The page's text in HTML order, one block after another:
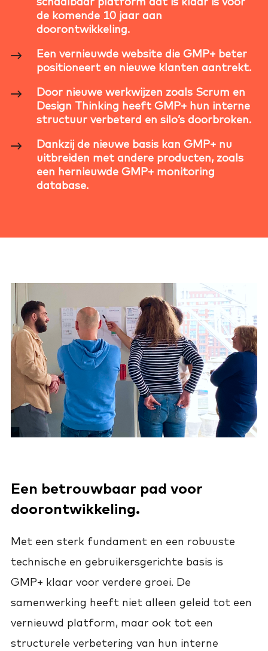
de komende 10 jaar aan
doorontwikkeling.
Een vernieuwde website die GMP+ beter
positioneert en nieuwe klanten aantrekt.
Door nieuwe werkwijzen zoals Scrum en
Design Thinking heeft GMP+ hun interne
structuur verbeterd en silo’s doorbroken.
Dankzij de nieuwe basis kan GMP+ nu
uitbreiden met andere producten, zoals
een hernieuwde GMP+ monitoring
database.
Een betrouwbaar pad voor
doorontwikkeling.
Met een sterk fundament en een robuuste
technische en gebruikersgerichte basis is
GMP+ klaar voor verdere groei. De
samenwerking heeft niet alleen geleid tot een
vernieuwd platform, maar ook tot een
structurele verbetering van hun interne